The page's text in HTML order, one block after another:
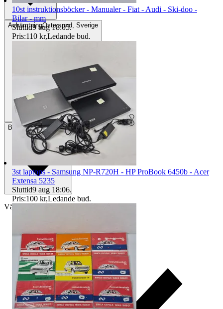
AvhämtningÖstersund, Sverige
BetalningVia Tradera
Välj till köparskydd
10st instruktionsböcker - Manualer - Fiat - Audi - Ski-doo -
Bilar - mm
Sluttid9 aug 18:05.
Pris:110 kr,Ledande bud.
3st laptops - Samsung NP-R720H - HP ProBook 6450b - Acer
Extensa 5235
Sluttid9 aug 18:06.
Pris:100 kr,Ledande bud.